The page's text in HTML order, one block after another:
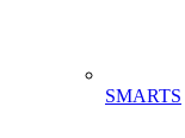
SMARTS